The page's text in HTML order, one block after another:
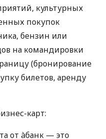
культурных
покупок
бензин или
на командировки
(бронирование
билетов, аренду
карт:
от àбанк — это